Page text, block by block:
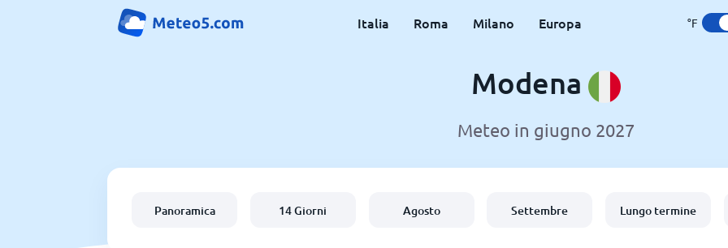
Italia Roma Milano Europa °F
Modena
Meteo in giugno 2027
Panoramica 14 Giorni Agosto Settembre Lungo termine